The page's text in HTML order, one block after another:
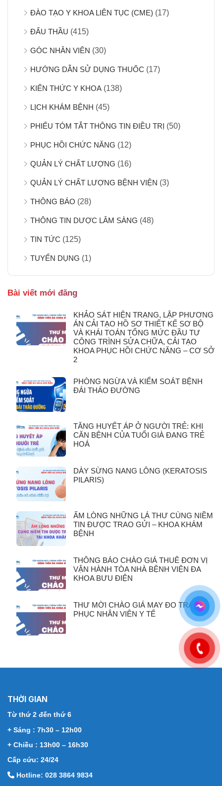
ĐÀO TẠO Y KHOA LIÊN TỤC (CME) (17)
ĐẤU THẦU (415)
GÓC NHÂN VIÊN (30)
HƯỚNG DẪN SỬ DỤNG THUỐC (17)
KIẾN THỨC Y KHOA (138)
LỊCH KHÁM BỆNH (45)
PHIẾU TÓM TẮT THÔNG TIN ĐIỀU TRỊ (50)
PHỤC HỒI CHỨC NĂNG (12)
QUẢN LÝ CHẤT LƯỢNG (16)
QUẢN LÝ CHẤT LƯỢNG BỆNH VIỆN (3)
THÔNG BÁO (28)
THÔNG TIN DƯỢC LÂM SÀNG (48)
TIN TỨC (125)
TUYỂN DỤNG (1)
Bài viết mới đăng
KHẢO SÁT HIỆN TRẠNG, LẬP PHƯƠNG
ÁN CẢI TẠO HỒ SƠ THIẾT KẾ SƠ BỘ
VÀ KHÁI TOÁN TỔNG MỨC ĐẦU TƯ
CÔNG TRÌNH SỬA CHỮA, CẢI TẠO
KHOA PHỤC HỒI CHỨC NĂNG – CƠ SỞ
2
PHÒNG NGỪA VÀ KIỂM SOÁT BỆNH
ĐÁI THÁO ĐƯỜNG
TĂNG HUYẾT ÁP Ở NGƯỜI TRẺ: KHI
CĂN BỆNH CỦA TUỔI GIÀ ĐANG TRẺ
HOÁ
DÀY SỪNG NANG LÔNG (KERATOSIS
PILARIS)
ẤM LÒNG NHỮNG LÁ THƯ CÙNG NIỀM
TIN ĐƯỢC TRAO GỬI – KHOA KHÁM
BỆNH
THÔNG BÁO CHÀO GIÁ THUÊ ĐƠN VỊ
VẬN HÀNH TÒA NHÀ BỆNH VIỆN ĐA
KHOA BƯU ĐIỆN
THƯ MỜI CHÀO GIÁ MAY ĐO TRANG
PHỤC NHÂN VIÊN Y TẾ
THỜI GIAN
Từ thứ 2 đến thứ 6
+ Sáng : 7h30 – 12h00
+ Chiều : 13h00 – 16h30
Cấp cứu: 24/24
Hotline: 028 3864 9834